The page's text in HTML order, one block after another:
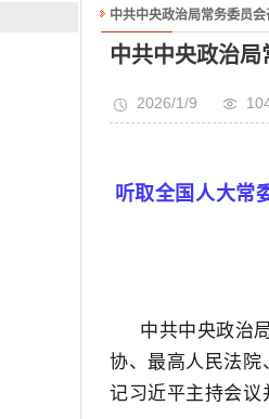
中共中央政治局常务委员
中共中央政治
2026/1/9
听取全国人大常
中共中央政治
协、最高人民法
记习近平主持会